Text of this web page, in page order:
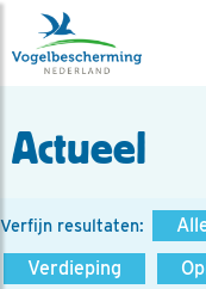
Actueel
Verfijn resultaten:
Verdieping